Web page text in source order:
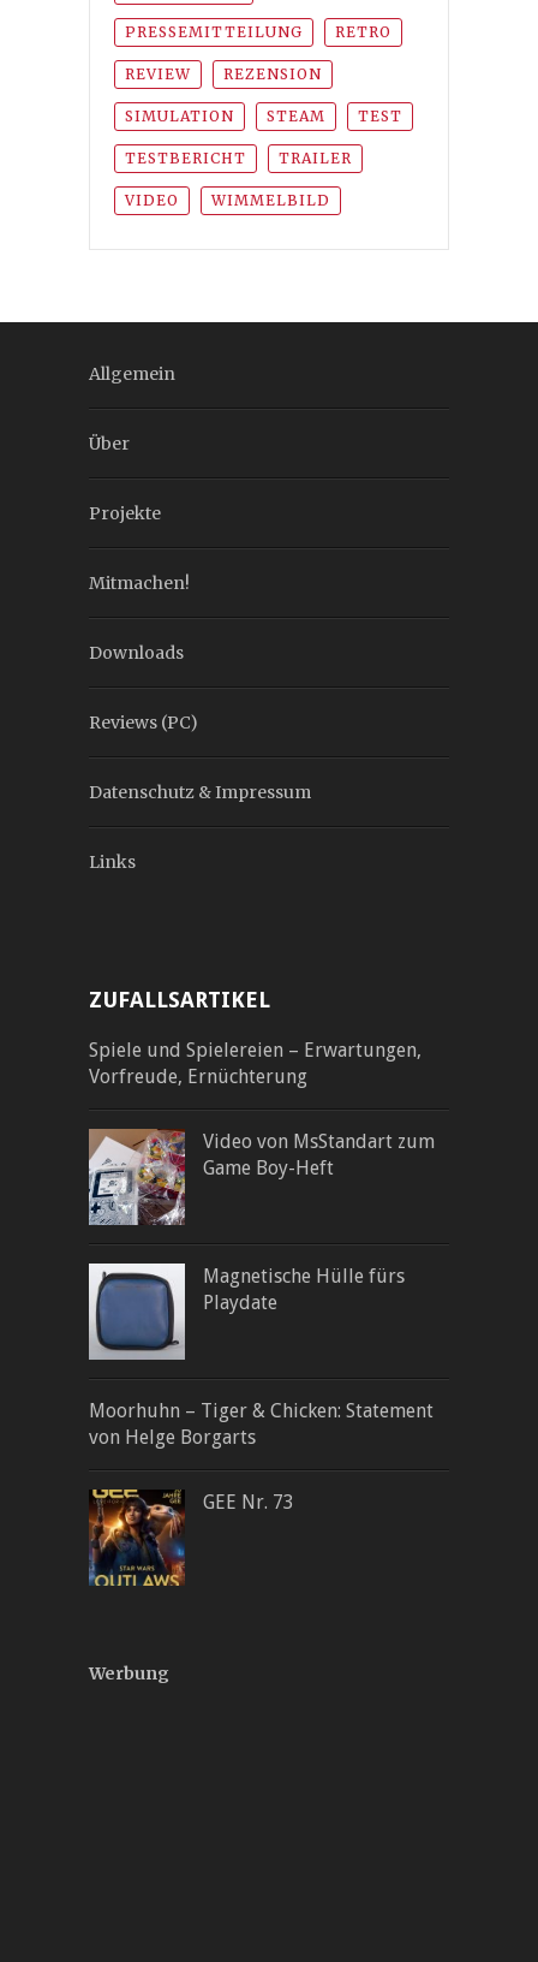
PRESSEMITTEILUNG RETRO
REVIEW REZENSION
SIMULATION STEAM TEST
TESTBERICHT TRAILER
VIDEO WIMMELBILD
Allgemein
Über
Projekte
Mitmachen!
Downloads
Reviews (PC)
Datenschutz & Impressum
Links
ZUFALLSARTIKEL
Spiele und Spielereien – Erwartungen,
Vorfreude, Ernüchterung
Video von MsStandart zum
Game Boy-Heft
Magnetische Hülle fürs
Playdate
Moorhuhn – Tiger & Chicken: Statement
von Helge Borgarts
GEE Nr. 73
Werbung